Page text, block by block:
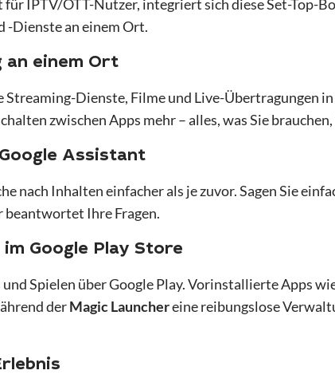
IPTV/OTT-Nutzer, integriert sich diese Set-Top-
-Dienste an einem Ort.
an einem Ort
Dienste, Filme und Live-Übertragungen
zwischen Apps mehr – alles, was Sie
Assistant
nach Inhalten einfacher als je zuvor. Sagen Sie
beantwortet Ihre Fragen.
Google Play Store
und Spielen über Google Play. Vorinstallierte Apps
derMagic Launchereine reibungslose